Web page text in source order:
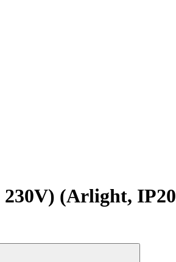
230V) (Arlight, IP20